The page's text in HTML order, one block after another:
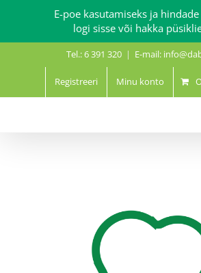
Tel.: 6 391 320 | E-mail:
Registreeri Minu konto
E-poe kasutamiseks ja
logi sisse või hakka